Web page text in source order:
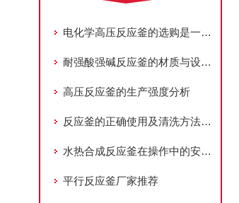
电化学高压反应釜的选购是一个需要综合考虑多个因素的过程
耐强酸强碱反应釜的材质与设计优化：提升化工生产中的安全与效率
高压反应釜的生产强度分析
反应釜的正确使用及清洗方法 有助于设备长期使用
水热合成反应釜在操作中的安全细则说明
平行反应釜厂家推荐